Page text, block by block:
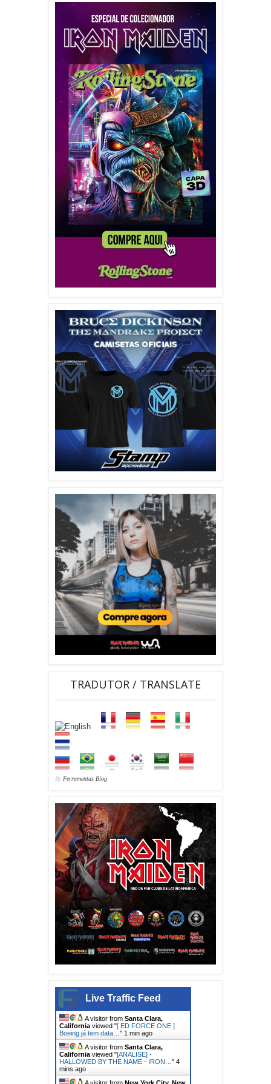
TRADUTOR / TRANSLATE
By Ferramentas Blog
Live Traffic Feed
A visitor from Santa Clara,
California viewed "[ ED FORCE ONE ]
Boeing já tem data… " 2 mins ago
A visitor from Santa Clara,
California viewed "[ANALISE] -
HALLOWED BY THE NAME - IRON… " 4
mins ago